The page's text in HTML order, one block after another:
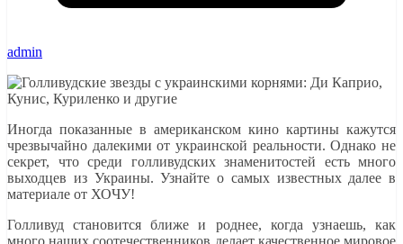
admin
Иногда показанные в американском кино картины кажутся
чрезвычайно далекими от украинской реальности. Однако не
секрет, что среди голливудских знаменитостей есть много
выходцев из Украины. Узнайте о самых известных далее в
материале от ХОЧУ!
Голливуд становится ближе и роднее, когда узнаешь, как
много наших соотечественников делает качественное мировое